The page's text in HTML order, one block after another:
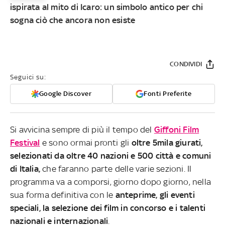
ispirata al mito di Icaro: un simbolo antico per chi
sogna ciò che ancora non esiste
Seguici su:
Google Discover Fonti Preferite
CONDIVIDI
Si avvicina sempre di più il tempo del Giffoni Film
Festival e sono ormai pronti gli oltre 5mila giurati,
selezionati da oltre 40 nazioni e 500 città e comuni
di Italia, che faranno parte delle varie sezioni. Il
programma va a comporsi, giorno dopo giorno, nella
sua forma definitiva con le anteprime, gli eventi
speciali, la selezione dei film in concorso e i talenti
nazionali e internazionali.